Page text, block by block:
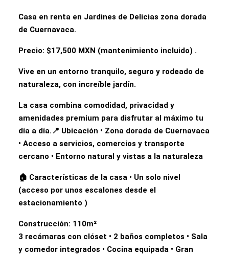
Casa en renta en Jardines de Delicias zona dorada
de Cuernavaca.
Precio: $17,500 MXN (mantenimiento incluido) .
Vive en un entorno tranquilo, seguro y rodeado de
naturaleza, con increíble jardín.
La casa combina comodidad, privacidad y
amenidades premium para disfrutar al máximo tu
día a día.📍 Ubicación • Zona dorada de Cuernavaca
• Acceso a servicios, comercios y transporte
cercano • Entorno natural y vistas a la naturaleza
🏠 Características de la casa • Un solo nivel
(acceso por unos escalones desde el
estacionamiento )
Construcción: 110m²
3 recámaras con clóset • 2 baños completos • Sala
y comedor integrados • Cocina equipada • Gran